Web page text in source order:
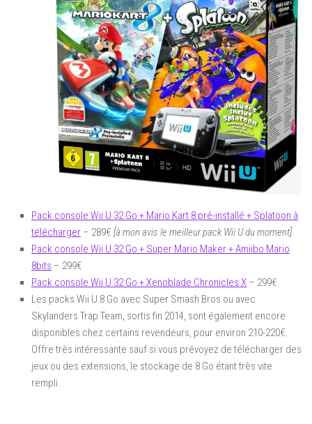
Pack console Wii U 32 Go + Mario Kart 8 pré-installé + Splatoon à
télécharger – 289€ [à mon avis le meilleur pack Wii U du moment]
Pack console Wii U 32 Go + Super Mario Maker + Amiibo Mario
8bits – 299€
Pack console Wii U 32 Go + Xenoblade Chronicles X – 299€
Les packs Wii U 8 Go avec Super Smash Bros ou avec
Skylanders Trap Team, sortis fin 2014, sont également encore
disponibles chez certains revendeurs, pour environ 210-220€.
Offre très intéressante sauf si vous prévoyez de télécharger des
jeux ou des extensions, le stockage de 8 Go étant très vite
rempli.